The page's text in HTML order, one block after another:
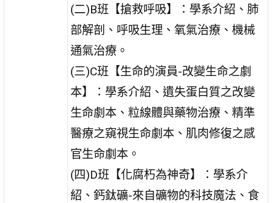
(二)B班【搶救呼吸】：學系介紹、肺
部解剖、呼吸生理、氧氣治療、機械
通氣治療。
(三)C班【生命的演員-改變生命之劇
本】：學系介紹、遺失蛋白質之改變
生命劇本、粒線體與藥物治療、精準
醫療之窺視生命劇本、肌肉修復之感
官生命劇本。
(四)D班【化腐朽為神奇】：學系介
紹、鈣鈦礦-來自礦物的科技魔法、食